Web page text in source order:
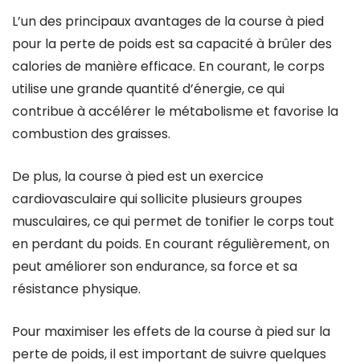
L’un des principaux avantages de la course à pied
pour la perte de poids est sa capacité à brûler des
calories de manière efficace. En courant, le corps
utilise une grande quantité d’énergie, ce qui
contribue à accélérer le métabolisme et favorise la
combustion des graisses.
De plus, la course à pied est un exercice
cardiovasculaire qui sollicite plusieurs groupes
musculaires, ce qui permet de tonifier le corps tout
en perdant du poids. En courant régulièrement, on
peut améliorer son endurance, sa force et sa
résistance physique.
Pour maximiser les effets de la course à pied sur la
perte de poids, il est important de suivre quelques